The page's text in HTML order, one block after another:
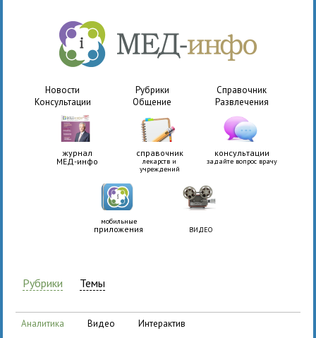
Новости Рубрики
Справочник
Консультации
Общение Развлечения
журнал
МЕД-инфо
справочник
лекарств и
учреждений
консультации
задайте вопрос врачу
мобильные
приложения ВИДЕО
Рубрики Темы
аналитика видео
интерактив